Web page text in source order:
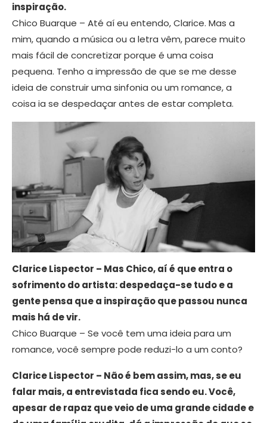
inspiração.
Chico Buarque – Até aí eu entendo, Clarice. Mas a
mim, quando a música ou a letra vêm, parece muito
mais fácil de concretizar porque é uma coisa
pequena. Tenho a impressão de que se me desse
ideia de construir uma sinfonia ou um romance, a
coisa ia se despedaçar antes de estar completa.
Clarice Lispector – Mas Chico, aí é que entra o
sofrimento do artista: despedaça-se tudo e a
gente pensa que a inspiração que passou nunca
mais há de vir.
Chico Buarque – Se você tem uma ideia para um
romance, você sempre pode reduzi-lo a um conto?
Clarice Lispector – Não é bem assim, mas, se eu
falar mais, a entrevistada fica sendo eu. Você,
apesar de rapaz que veio de uma grande cidade e